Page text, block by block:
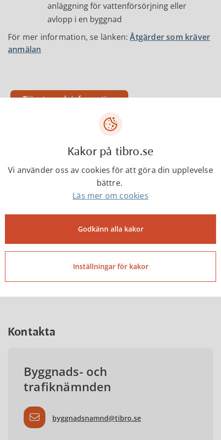
anläggning för vattenförsörjning eller
avlopp i en byggnad
För mer information, se länken:Åtgärder som kräver
anmälan
Tjänster och information
Om bygglov för byggnader på Boverket.se
Kontakta
Byggnads- och
trafiknämnden
byggnadsnamnd@tibro.se
Kakor på tibro.se
Vi använder oss av cookies för att göra din upplevelse
bättre.
Läs mer om cookies
Godkänn alla kakor
Inställningar för kakor